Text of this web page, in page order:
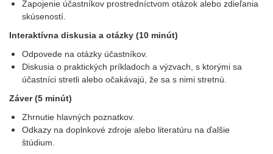
Zapojenie účastníkov prostredníctvom otázok alebo zdieľania
skúseností.
Interaktívna diskusia a otázky (10 minút)
Odpovede na otázky účastníkov.
Diskusia o praktických príkladoch a výzvach, s ktorými sa
účastníci stretli alebo očakávajú, že sa s nimi stretnú.
Záver (5 minút)
Zhrnutie hlavných poznatkov.
Odkazy na doplnkové zdroje alebo literatúru na ďalšie
štúdium.